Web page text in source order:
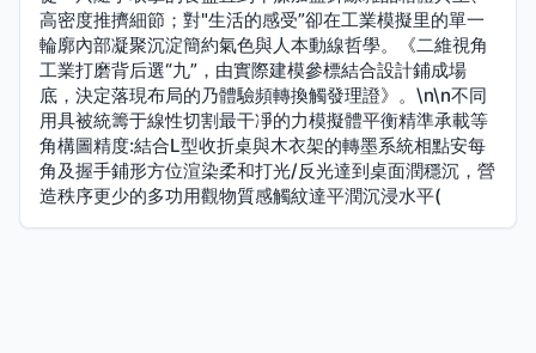
高密度推擠細節；對"生活的感受”卻在工業模擬里的單一
輪廓內部凝聚沉淀簡約氣色與人本動線哲學。《二維視角
工業打磨背后選“九”，由實際建模參標結合設計鋪成場
底，決定落現布局的乃體驗頻轉換觸發理證》。\n\n不同
用具被統籌于線性切割最干凈的力模擬體平衡精準承載等
角構圖精度:結合L型收折桌與木衣架的轉墨系統相點安每
角及握手鋪形方位渲染柔和打光/反光達到桌面潤穩沉，營
造秩序更少的多功用觀物質感觸紋達平潤沉浸水平(